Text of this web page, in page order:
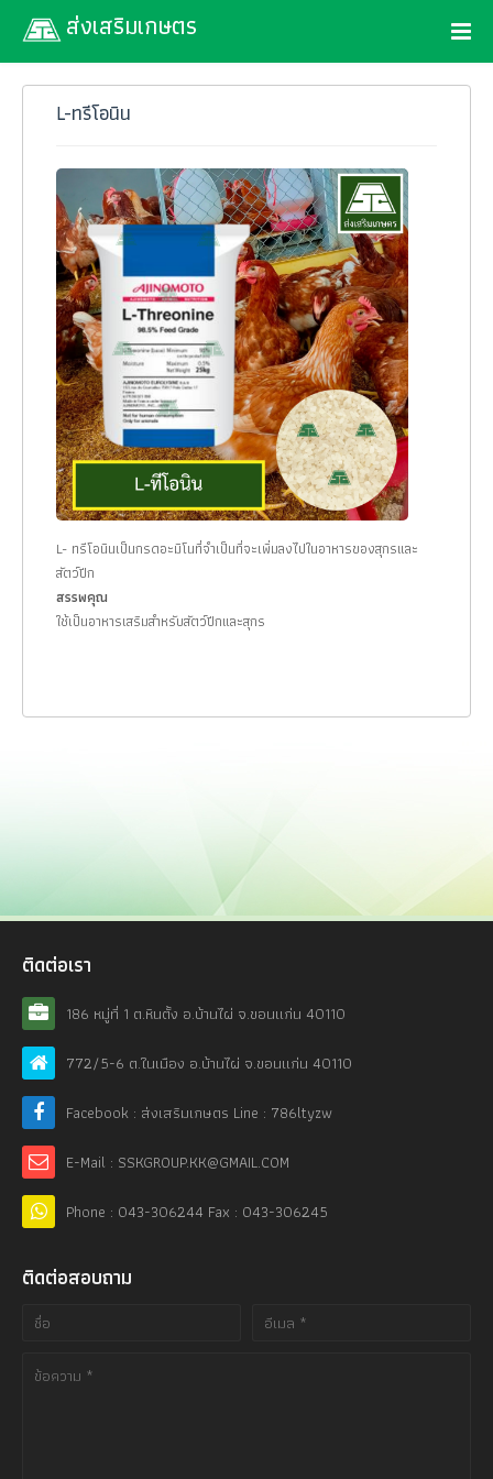
ส่งเสริมเกษตร
L-ทรีโอนิน
L- ทรีโอนินเป็นกรดอะมิโนที่จำเป็นที่จะเพิ่มลงไปในอาหารของสุกรและ
สัตว์ปีก
สรรพคุณ
ใช้เป็นอาหารเสริมสำหรับสัตว์ปีกและสุกร
ติดต่อเรา
186 หมู่ที่ 1 ต.หินตั้ง อ.บ้านไผ่ จ.ขอนแก่น 40110
772/5-6 ต.ในเมือง อ.บ้านไผ่ จ.ขอนแก่น 40110
Facebook : ส่งเสริมเกษตร Line : 786ltyzw
E-Mail : SSKGROUP.KK@GMAIL.COM
Phone : 043-306244 Fax : 043-306245
ติดต่อสอบถาม